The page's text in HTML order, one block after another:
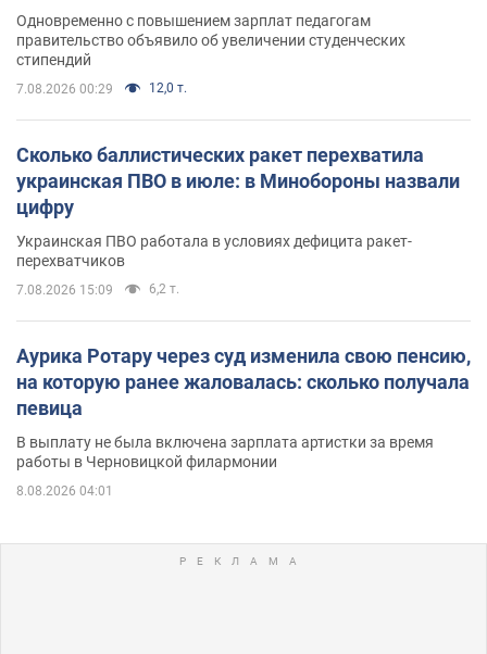
Одновременно с повышением зарплат педагогам
правительство объявило об увеличении студенческих
стипендий
7.08.2026 00:29 12,0 т.
Сколько баллистических ракет перехватила
украинская ПВО в июле: в Минобороны назвали
цифру
Украинская ПВО работала в условиях дефицита ракет-
перехватчиков
7.08.2026 15:09 6,2 т.
Аурика Ротару через суд изменила свою пенсию,
на которую ранее жаловалась: сколько получала
певица
В выплату не была включена зарплата артистки за время
работы в Черновицкой филармонии
8.08.2026 04:01